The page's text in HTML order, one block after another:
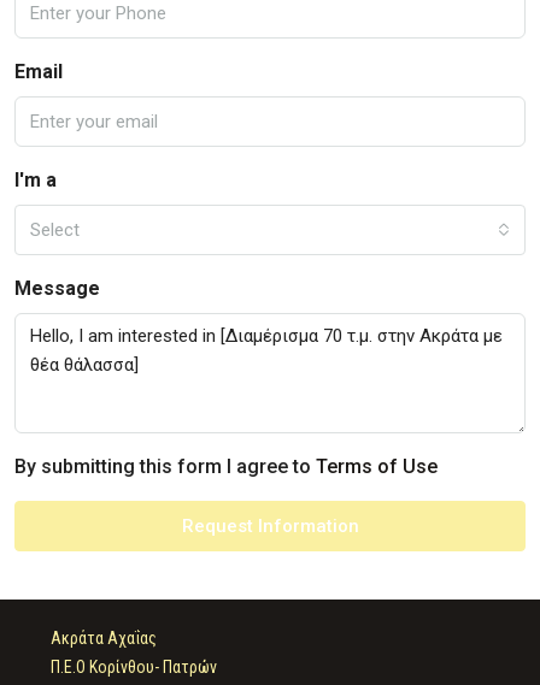
Email
I'm a
Select
Message
By submitting this form I agree to Terms of Use
Request Information
Ακράτα Αχαΐας
Π.Ε.Ο Κορίνθου- Πατρών